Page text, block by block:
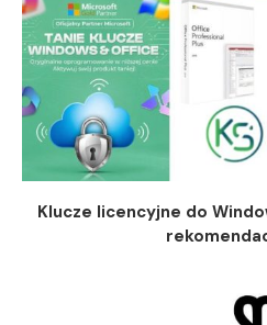
Klucze licencyjne do